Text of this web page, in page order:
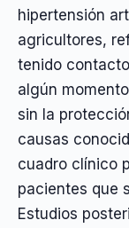
hipertensión
agricultores,
tenido
algún
sin la
causas
cuadro clínico
pacientes que
Estudios